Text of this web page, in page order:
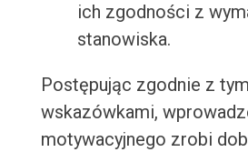
ich zgodności z
stanowiska.
Postępując zgodnie z
wskazówkami,
motywacyjnego zrobi